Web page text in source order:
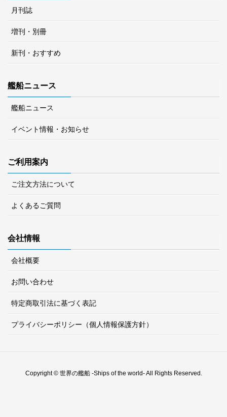
月刊誌
増刊・別冊
新刊・おすすめ
艦船ニュース
艦船ニュース
イベント情報・お知らせ
ご利用案内
ご注文方法について
よくあるご質問
会社情報
会社概要
お問い合わせ
特定商取引法に基づく表記
プライバシーポリシー（個人情報保護方針）
Copyright © 世界の艦船 -Ships of the world- All Rights Reserved.